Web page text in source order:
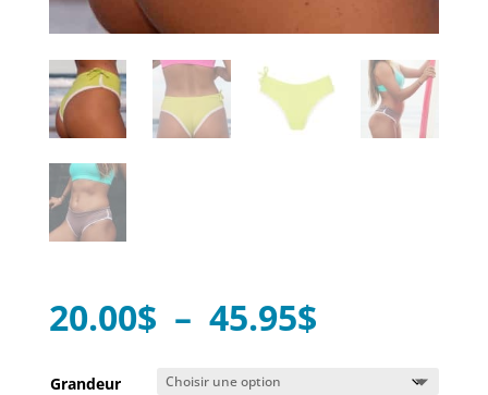
20.00$ – 45.95$Plage
Grandeur